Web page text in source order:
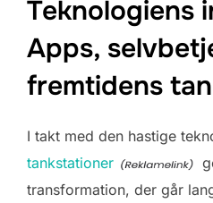
Teknologiens
Apps,
fremtidens
I takt med den hastige
tankstationer
transformation, der går